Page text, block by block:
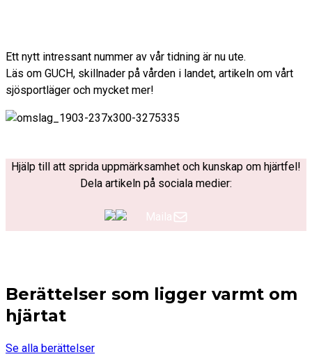
Ett nytt intressant nummer av vår tidning är nu ute.
Läs om GUCH, skillnader på vården i landet, artikeln om vårt
sjösportläger och mycket mer!
Hjälp till att sprida uppmärksamhet och kunskap om hjärtfel!
Dela artikeln på sociala medier:
Maila
Berättelser som ligger varmt om
hjärtat
Se alla berättelser